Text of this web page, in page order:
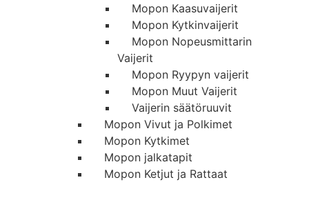
Mopon Kaasuvaijerit
Mopon Kytkinvaijerit
Mopon Nopeusmittarin
Vaijerit
Mopon Ryypyn vaijerit
Mopon Muut Vaijerit
Vaijerin säätöruuvit
Mopon Vivut ja Polkimet
Mopon Kytkimet
Mopon jalkatapit
Mopon Ketjut ja Rattaat